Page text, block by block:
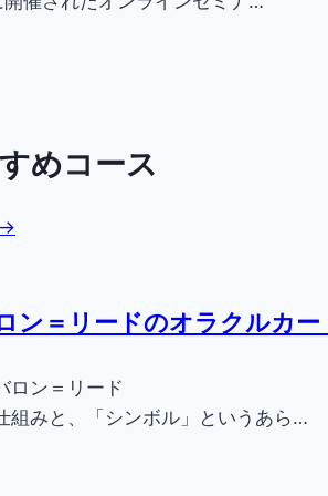
めコース
→
ン＝リードのオラクルカー
ロン＝リード
組みと、「シンボル」というあら…